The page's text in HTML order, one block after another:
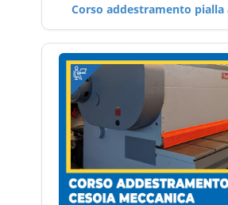
Corso addestramento pialla